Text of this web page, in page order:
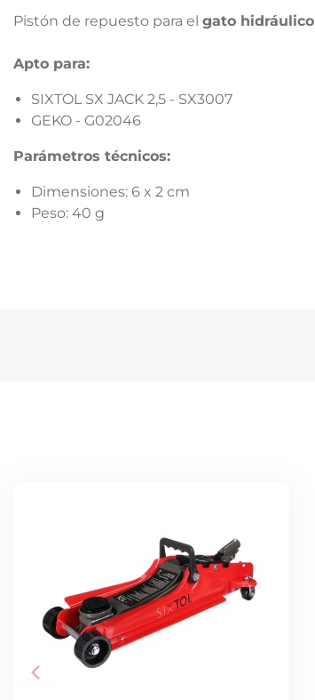
Pistón de repuesto para el gato hidráulico
Apto para:
SIXTOL SX JACK 2,5 - SX3007
GEKO - G02046
Parámetros técnicos:
Dimensiones: 6 x 2 cm
Peso: 40 g